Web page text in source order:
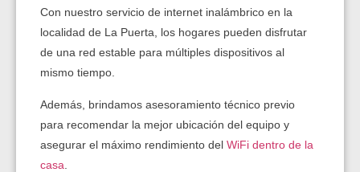
Con nuestro servicio de internet inalámbrico en la
localidad de La Puerta, los hogares pueden disfrutar
de una red estable para múltiples dispositivos al
mismo tiempo.
Además, brindamos asesoramiento técnico previo
para recomendar la mejor ubicación del equipo y
asegurar el máximo rendimiento del WiFi dentro de la
casa